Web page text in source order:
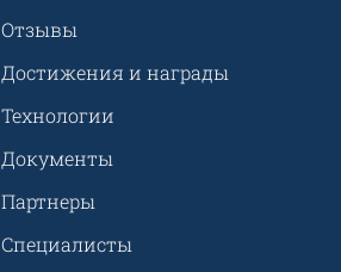
Отзывы
Достижения и награды
Технологии
Документы
Партнеры
Специалисты